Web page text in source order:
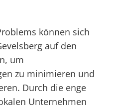
können sich
auf den
um
zu minimieren und
Durch die enge
Unternehmen